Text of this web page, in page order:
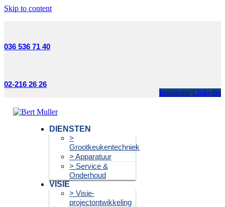
Skip to content
036 536 71 40
02-216 26 26
Instagram Linkedin
DIENSTEN
>
Grootkeukentechniek
> Apparatuur
> Service &
Onderhoud
VISIE
> Visie-
projectontwikkeling